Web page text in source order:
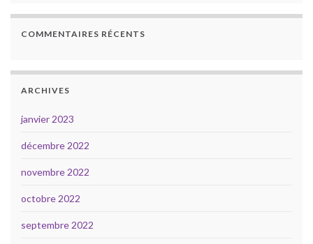
COMMENTAIRES RÉCENTS
ARCHIVES
janvier 2023
décembre 2022
novembre 2022
octobre 2022
septembre 2022